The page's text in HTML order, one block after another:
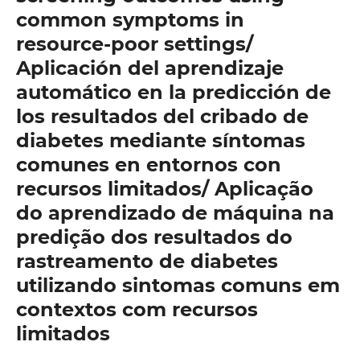
common symptoms in
resource-poor settings/
Aplicación del aprendizaje
automático en la predicción de
los resultados del cribado de
diabetes mediante síntomas
comunes en entornos con
recursos limitados/ Aplicação
do aprendizado de máquina na
predição dos resultados do
rastreamento de diabetes
utilizando sintomas comuns em
contextos com recursos
limitados